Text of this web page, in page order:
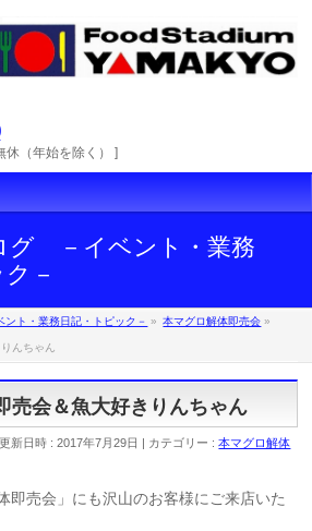
休（年始を除く） ]
グ －イベント・業務
－
ト・業務日記・トピック－ » 本マグロ解体即売会 »
んちゃん
売会＆魚大好きりんちゃん
新日時 : 2017年7月29日 カテゴリー :本マグロ解体
即売会」にも沢山のお客様にご来店いた